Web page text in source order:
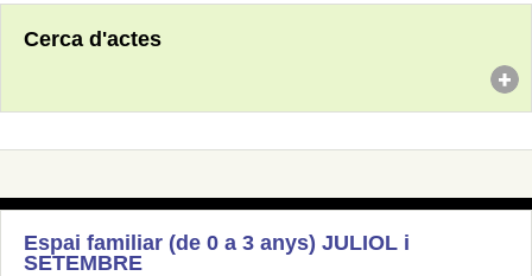
Cerca d'actes
Espai familiar (de 0 a 3 anys) JULIOL i
SETEMBRE